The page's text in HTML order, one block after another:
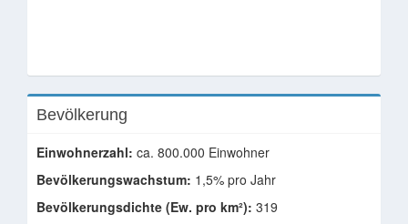
Bevölkerung
Einwohnerzahl: ca. 800.000 Einwohner
Bevölkerungswachstum: 1,5% pro Jahr
Bevölkerungsdichte (Ew. pro km²): 319